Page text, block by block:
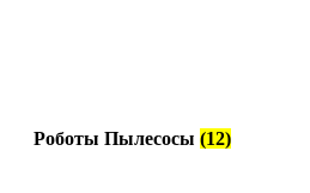
Роботы Пылесосы (12)